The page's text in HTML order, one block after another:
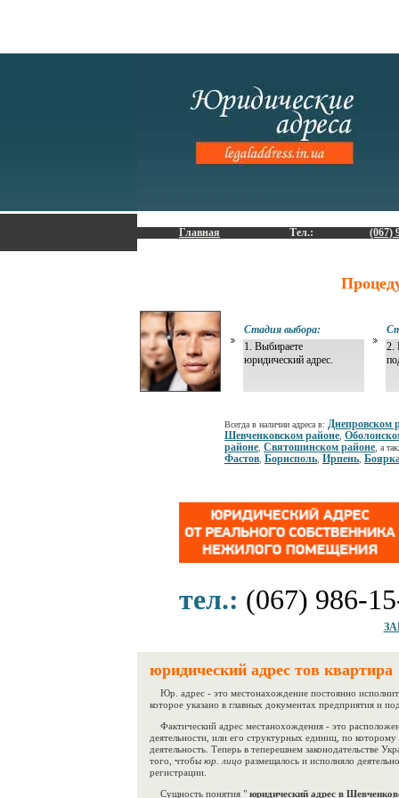
Главная Тел.: (067)
Стадия выбора:
1. Выбираете
юридический адрес.
2.
Всегда в наличии адреса в: Днепровском
Шевченковском районе
районе Святошинском районе , а
Фастов Борисполь Ирпень
тел.: (067) 986-
юридический адрес тов квартира
Юр. адрес - это местонахождение постоянно
которое указано в главных документах предприятия и
Фактический адрес местанохождения - это
деятельности, или его структурных единиц, по
деятельность. Теперь в теперешнем законодательстве
того, чтобы юр. лицо размещалось и исполняло
регистрации.
Сущность понятия " юридический адрес в